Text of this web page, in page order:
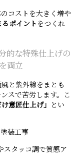
コストを大きく増や
るポイント をつくれ
的な特殊仕上げの
両立
と紫外線をまとも
スで苦労します。こ
意匠仕上げ」
とい
装工事
スタッコ調で質感ア